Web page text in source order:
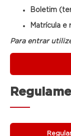
Boletim
Matrícula e
Para entrar